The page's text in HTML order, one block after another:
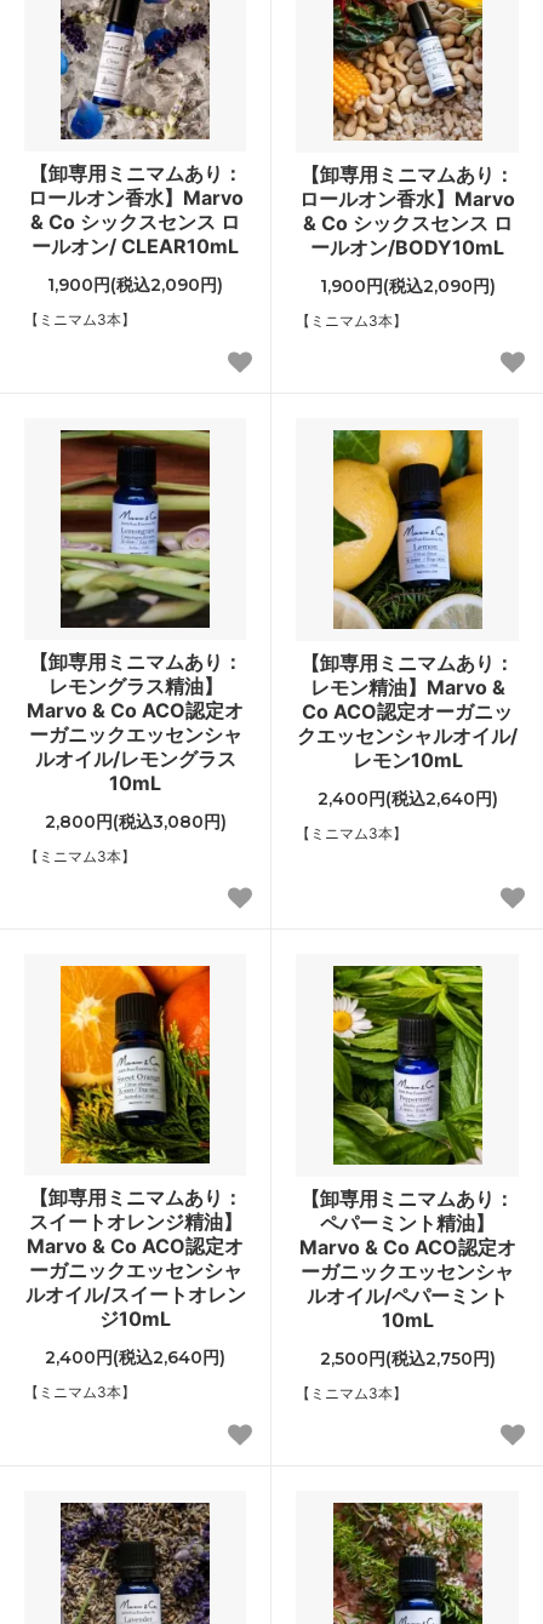
【卸専用ミニマムあり：
ロールオン香水】Marvo
& Co シックスセンス ロ
ールオン/ CLEAR10mL
1,900円(税込2,090円)
【ミニマム3本】
【卸専用ミニマムあり：
ロールオン香水】Marvo
& Co シックスセンス ロ
ールオン/BODY10mL
1,900円(税込2,090円)
【ミニマム3本】
【卸専用ミニマムあり：
レモングラス精油】
Marvo & Co ACO認定オ
ーガニックエッセンシャ
ルオイル/レモングラス
10mL
2,800円(税込3,080円)
【ミニマム3本】
【卸専用ミニマムあり：
レモン精油】Marvo &
Co ACO認定オーガニッ
クエッセンシャルオイル/
レモン10mL
2,400円(税込2,640円)
【ミニマム3本】
【卸専用ミニマムあり：
スイートオレンジ精油】
Marvo & Co ACO認定オ
ーガニックエッセンシャ
ルオイル/スイートオレン
ジ10mL
2,400円(税込2,640円)
【ミニマム3本】
【卸専用ミニマムあり：
ペパーミント精油】
Marvo & Co ACO認定オ
ーガニックエッセンシャ
ルオイル/ペパーミント
10mL
2,500円(税込2,750円)
【ミニマム3本】